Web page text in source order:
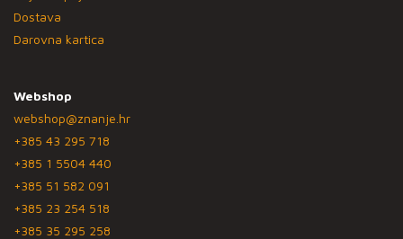
Dostava
Darovna kartica
Webshop
webshop@znanje.hr
+385 43 295 718
+385 1 5504 440
+385 51 582 091
+385 23 254 518
+385 35 295 258